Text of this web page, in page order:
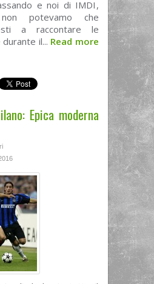
e noi di IMDI,
non potevamo che
a raccontare le
il... Read more
Epica moderna